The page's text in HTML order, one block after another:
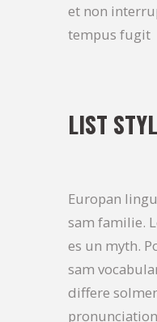
et non
tempus fugit
LIST
Europan
sam familie.
es un myth.
sam
differe